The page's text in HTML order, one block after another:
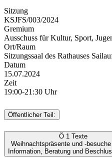
Sitzung
KSJFS/003/2024
Gremium
Ausschuss für Kultur, Sport,
Ort/Raum
Sitzungssaal des Rathauses
Datum
15.07.2024
Zeit
19:00-21:30 Uhr
Öffentlicher Teil:
Ö 1 Texte
Weihnachtspräsente und -
Information, Beratung und